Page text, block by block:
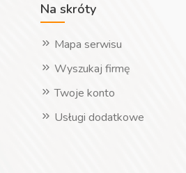
Na skróty
Mapa serwisu
Wyszukaj firmę
Twoje konto
Usługi dodatkowe